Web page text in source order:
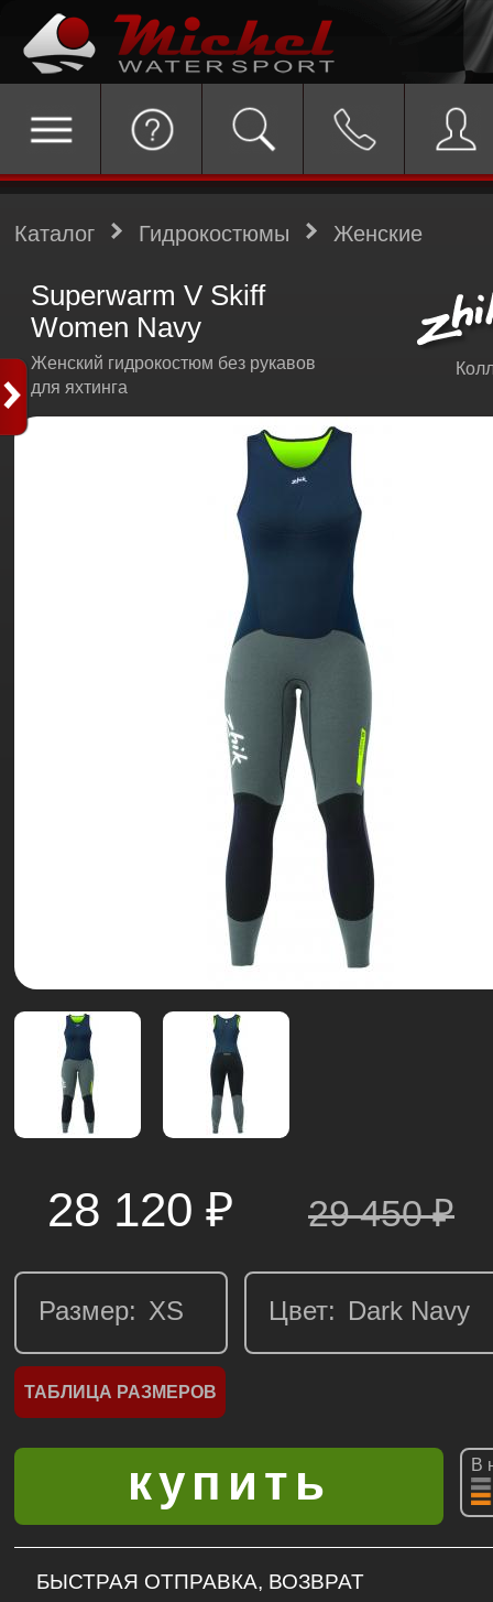
Каталог Гидрокостюмы Женские
Superwarm V Skiff
Women Navy
Женский гидрокостюм без рукавов
для яхтинга
28 120 ₽ 29 450₽
Размер: Цвет:
ТАБЛИЦА РАЗМЕРОВ
В
БЫСТРАЯ ОТПРАВКА, ВОЗВРАТ